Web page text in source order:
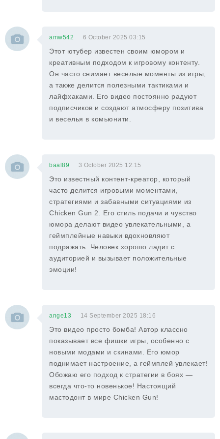
amw542 6 October 2025 03:15
Этот ютубер известен своим юмором и
креативным подходом к игровому контенту.
Он часто снимает веселые моменты из игры,
а также делится полезными тактиками и
лайфхаками. Его видео постоянно радуют
подписчиков и создают атмосферу позитива
и веселья в комьюнити.
baal89 3 October 2025 12:15
Это известный контент-креатор, который
часто делится игровыми моментами,
стратегиями и забавными ситуациями из
Chicken Gun 2. Его стиль подачи и чувство
юмора делают видео увлекательными, а
геймплейные навыки вдохновляют
подражать. Человек хорошо ладит с
аудиторией и вызывает положительные
эмоции!
ange13 14 September 2025 18:16
Это видео просто бомба! Автор классно
показывает все фишки игры, особенно с
новыми модами и скинами. Его юмор
поднимает настроение, а геймплей увлекает!
Обожаю его подход к стратегии в боях —
всегда что-то новенькое! Настоящий
мастодонт в мире Chicken Gun!